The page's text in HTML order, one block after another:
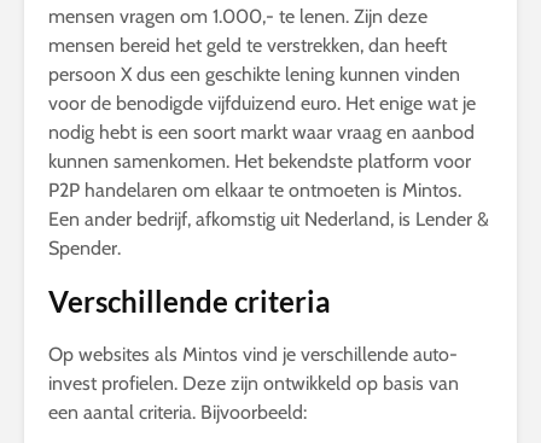
mensen vragen om 1.000,- te lenen. Zijn deze
mensen bereid het geld te verstrekken, dan heeft
persoon X dus een geschikte lening kunnen vinden
voor de benodigde vijfduizend euro. Het enige wat je
nodig hebt is een soort markt waar vraag en aanbod
kunnen samenkomen. Het bekendste platform voor
P2P handelaren om elkaar te ontmoeten is Mintos.
Een ander bedrijf, afkomstig uit Nederland, is Lender &
Spender.
Verschillende criteria
Op websites als Mintos vind je verschillende auto-
invest profielen. Deze zijn ontwikkeld op basis van
een aantal criteria. Bijvoorbeeld: